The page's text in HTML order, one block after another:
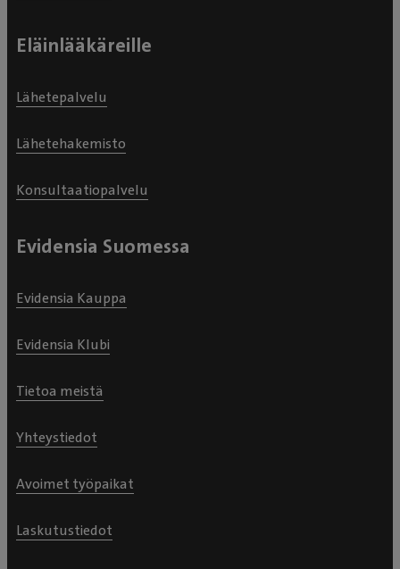
Eläinlääkäreille
Lähetepalvelu
Lähetehakemisto
Konsultaatiopalvelu
Evidensia Suomessa
Evidensia Kauppa
Evidensia Klubi
Tietoa meistä
Yhteystiedot
Avoimet työpaikat
Laskutustiedot